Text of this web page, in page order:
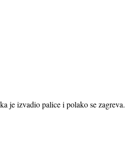
je izvadio palice i polako se zagreva.